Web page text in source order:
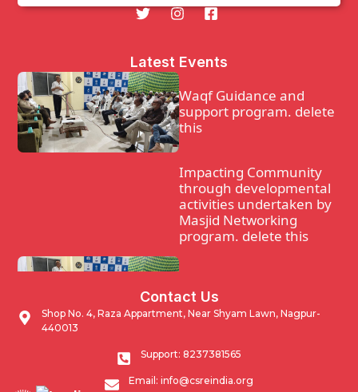
Latest Events
Waqf Guidance and
support program. delete
this
Impacting Community
through developmental
activities undertaken by
Masjid Networking
program. delete this
Waqf Guidance and
support program.
Impacting Community
through developmental
Contact Us
Shop No. 4, Raza Appartment, Near Shyam Lawn, Nagpur-
440013
Support: 8237381565
Email: info@csreindia.org